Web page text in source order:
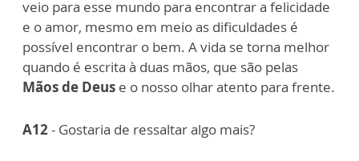
veio para esse mundo para encontrar a felicidade
e o amor, mesmo em meio as dificuldades é
possível encontrar o bem. A vida se torna melhor
quando é escrita à duas mãos, que são pelas
Mãos de Deus e o nosso olhar atento para frente.
A12- Gostaria de ressaltar algo mais?